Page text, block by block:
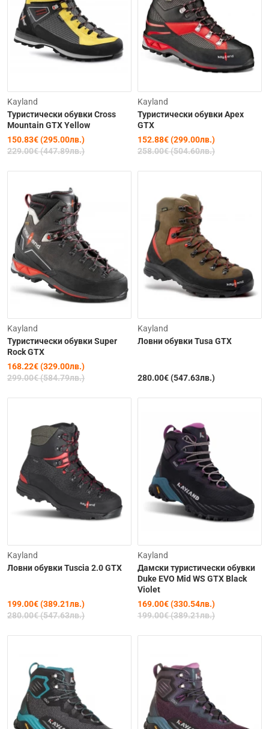
Изчерпана
Kayland
Туристически обувки Cross
Mountain GTX Yellow
150.83€ (295.00лв.)
229.00€ (447.89лв.)
-41%
Kayland
Туристически обувки Apex
GTX
152.88€ (299.00лв.)
258.00€ (504.60лв.)
Изчерпана
Kayland
Туристически обувки Super
Rock GTX
168.22€ (329.00лв.)
299.00€ (584.79лв.)
Kayland
Ловни обувки Tusa GTX
280.00€ (547.63лв.)
Kayland
Ловни обувки Tuscia 2.0 GTX
199.00€ (389.21лв.)
280.00€ (547.63лв.)
Kayland
Дамски туристически обувки
Duke EVO Mid WS GTX Black
Violet
169.00€ (330.54лв.)
199.00€ (389.21лв.)